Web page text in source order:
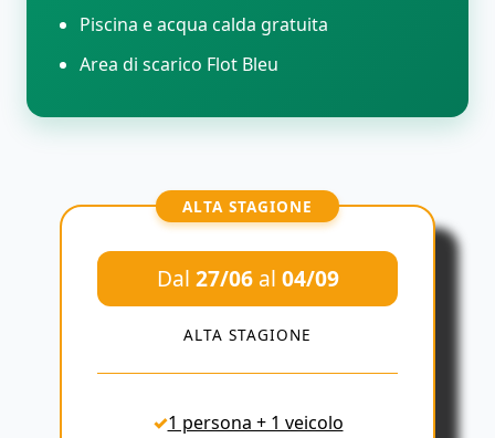
Piscina e acqua calda gratuita
Area di scarico Flot Bleu
ALTA STAGIONE
Dal 27/06al 04/09
ALTA STAGIONE
1 persona + 1 veicolo